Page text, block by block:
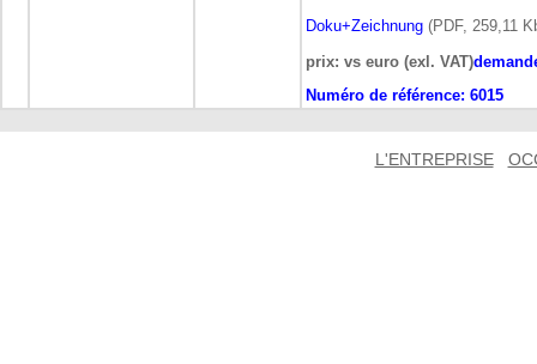
Doku+Zeichnung (PDF, 259,11
prix: vs euro (exl. VAT)
Numéro de référence: 6015
L'ENTREPRISE